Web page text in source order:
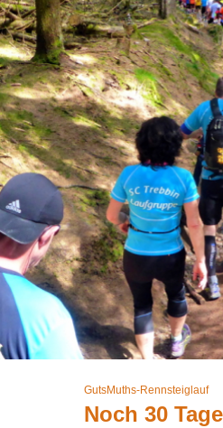
GutsMuths-Rennsteiglauf
Noch 30